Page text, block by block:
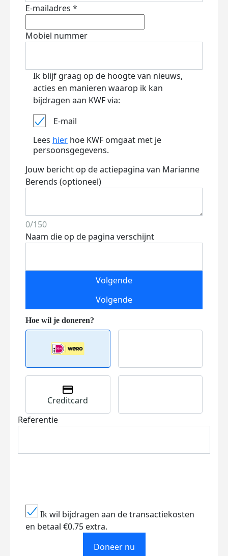
E-mailadres *
Mobiel nummer
Ik blijf graag op de hoogte van nieuws,
acties en manieren waarop ik kan
bijdragen aan KWF via:
E-mail
Lees hier hoe KWF omgaat met je
persoonsgegevens.
Jouw bericht op de actiepagina van Marianne
Berends (optioneel)
0/150
Naam die op de pagina verschijnt
Volgende
Volgende
Creditcard
Referentie
Ik wil bijdragen aan de transactiekosten
en betaal €0.75 extra.
Doneer nu